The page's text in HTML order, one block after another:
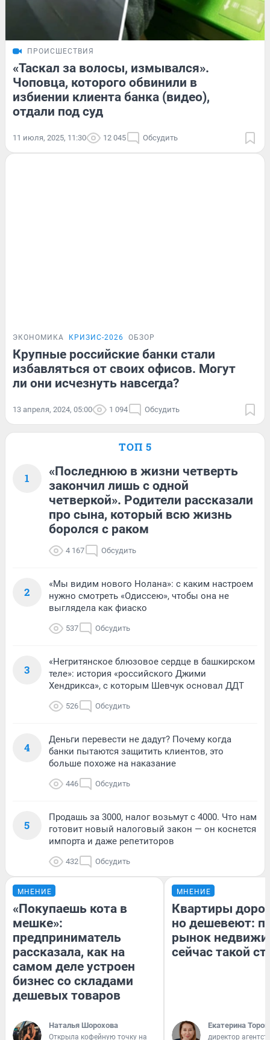
ПРОИСШЕСТВИЯ
«Таскал за волосы, измывался».
Чоповца, которого обвинили в
избиении клиента банка (видео),
отдали под суд
11 июля, 2025, 11:30 12 045 Обсудить
ЭКОНОМИКА КРИЗИС-2026 ОБЗОР
Крупные российские банки стали
избавляться от своих офисов. Могут
ли они исчезнуть навсегда?
13 апреля, 2024, 05:00 1 094 Обсудить
ТОП 5
1
«Последнюю в жизни четверть
закончил лишь с одной
четверкой». Родители рассказали
про сына, который всю жизнь
боролся с раком
4 167 Обсудить
2
«Мы видим нового Нолана»: с каким настроем
нужно смотреть «Одиссею», чтобы она не
выглядела как фиаско
537 Обсудить
3
«Негритянское блюзовое сердце в башкирском
теле»: история «российского Джими
Хендрикса», с которым Шевчук основал ДДТ
526 Обсудить
4
Деньги перевести не дадут? Почему когда
банки пытаются защитить клиентов, это
больше похоже на наказание
446 Обсудить
5
Продашь за 3000, налог возьмут с 4000. Что нам
готовит новый налоговый закон — он коснется
импорта и даже репетиторов
432 Обсудить
МНЕНИЕ
«Покупаешь кота в
мешке»:
предприниматель
рассказала, как на
самом деле устроен
бизнес со складами
дешевых товаров
Наталья Шорохова
Открыла кофейную точку на
МНЕНИЕ
Квартиры
но дешевеют:
рынок
сейчас такой
Екатерина
директор